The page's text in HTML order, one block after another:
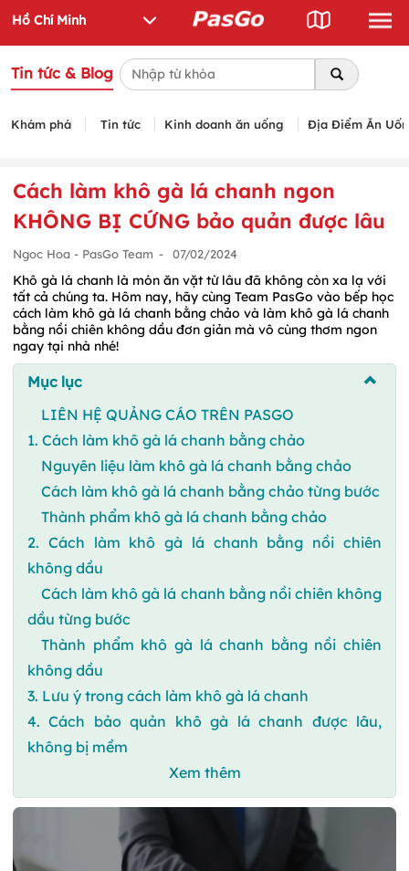
Tin tức & Blog
Khám phá Tin tức Kinh doanh ăn uống Địa Điểm Ăn
Cách làm khô gà lá chanh ngon
KHÔNG BỊ CỨNG bảo quản được lâu
Ngoc Hoa - PasGo Team - 07/02/2024
Khô gà lá chanh là món ăn vặt từ lâu đã không còn xa lạ với
tất cả chúng ta. Hôm nay, hãy cùng Team PasGo vào bếp học
cách làm khô gà lá chanh bằng chảo và làm khô gà lá chanh
bằng nồi chiên không dầu đơn giản mà vô cùng thơm ngon
ngay tại nhà nhé!
Mục lục
LIÊN HỆ QUẢNG CÁO TRÊN PASGO
1. Cách làm khô gà lá chanh bằng chảo
Nguyên liệu làm khô gà lá chanh bằng chảo
Cách làm khô gà lá chanh bằng chảo từng bước
Thành phẩm khô gà lá chanh bằng chảo
2. Cách làm khô gà lá chanh bằng nồi chiên
không dầu
Cách làm khô gà lá chanh bằng nồi chiên không
dầu từng bước
Thành phẩm khô gà lá chanh bằng nồi chiên
không dầu
3. Lưu ý trong cách làm khô gà lá chanh
4. Cách bảo quản khô gà lá chanh được lâu,
không bị mềm
Xem thêm